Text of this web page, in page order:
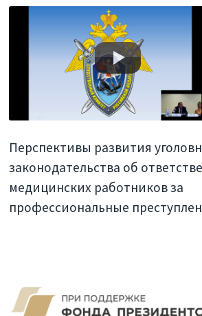
Перспективы развития
законодательства об
медицинских работников за
профессиональные